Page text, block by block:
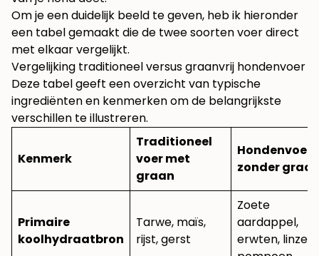
Om je een duidelijk beeld te geven, heb ik hieronder
een tabel gemaakt die de twee soorten voer direct
met elkaar vergelijkt.
Vergelijking traditioneel versus graanvrij hondenvoer
Deze tabel geeft een overzicht van typische
ingrediënten en kenmerken om de belangrijkste
verschillen te illustreren.
Kenmerk
Traditioneel
voer met
graan
Hondenvoer
zonder
Primaire
koolhydraatbron
Tarwe, maïs,
rijst, gerst
Zoete
aardappel,
erwten, linzen,